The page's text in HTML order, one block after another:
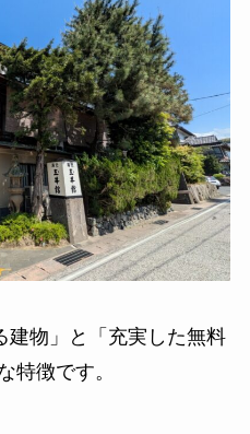
建物」と「充実した無料
特徴です。